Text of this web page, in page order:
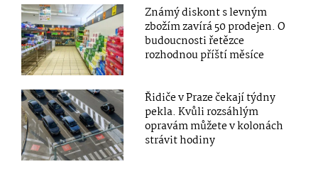
Známý diskont s levným
zbožím zavírá 50 prodejen. O
budoucnosti řetězce
rozhodnou příští měsíce
Řidiče v Praze čekají týdny
pekla. Kvůli rozsáhlým
opravám můžete v kolonách
strávit hodiny